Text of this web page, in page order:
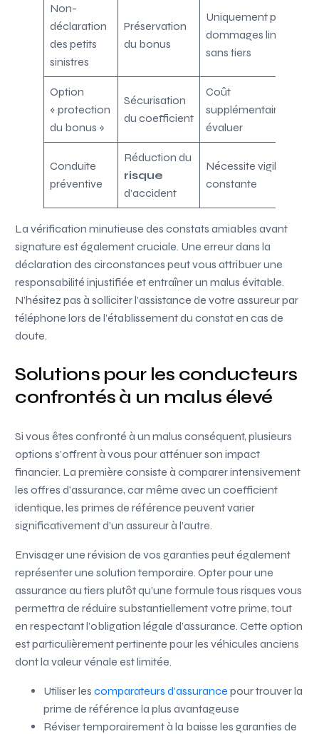
Non-
déclaration
des petits
sinistres
Préservation
du bonus
Uniquement pour
dommages limités
sans tiers
Option
« protection
du bonus »
Sécurisation
du coefficient
Coût
supplémentaire à
évaluer
Conduite
préventive
Réduction du
risque
d’accident
Nécessite vigilance
constante
La vérification minutieuse des constats amiables avant
signature est également cruciale. Une erreur dans la
déclaration des circonstances peut vous attribuer une
responsabilité injustifiée et entraîner un malus évitable.
N’hésitez pas à solliciter l’assistance de votre assureur par
téléphone lors de l’établissement du constat en cas de
doute.
Solutions pour les conducteurs
confrontés à un malus élevé
Si vous êtes confronté à un malus conséquent, plusieurs
options s’offrent à vous pour atténuer son impact
financier. La première consiste à comparer intensivement
les offres d’assurance, car même avec un coefficient
identique, les primes de référence peuvent varier
significativement d’un assureur à l’autre.
Envisager une révision de vos garanties peut également
représenter une solution temporaire. Opter pour une
assurance au tiers plutôt qu’une formule tous risques vous
permettra de réduire substantiellement votre prime, tout
en respectant l’obligation légale d’assurance. Cette option
est particulièrement pertinente pour les véhicules anciens
dont la valeur vénale est limitée.
Utiliser lescomparateurs d’assurance pour trouver la
prime de référence la plus avantageuse
Réviser temporairement à la baisse les garanties de